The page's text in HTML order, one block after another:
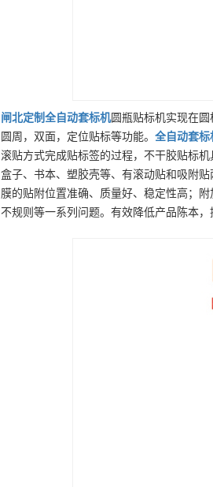
闸北定制 全自动套标机圆瓶贴标机实现在
圆周，双面，定位贴标等功能。 全自动套标
滚贴方式完成贴标签的过程，不干胶贴标
盒子、书本、塑胶壳等、有滚动贴和吸附
膜的贴附位置准确、质量好、稳定性高；
不规则等一系列问题。有效降低产品陈本